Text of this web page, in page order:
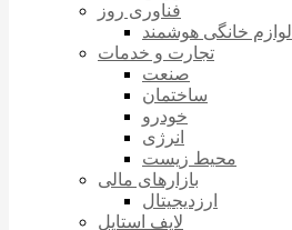
فناوری روز
لوازم خانگی هوشمند
تجارت و خدمات
صنعت
ساختمان
خودرو
انرژی
محیط زیست
بازارهای مالی
ارزدیجیتال
لایف استایل